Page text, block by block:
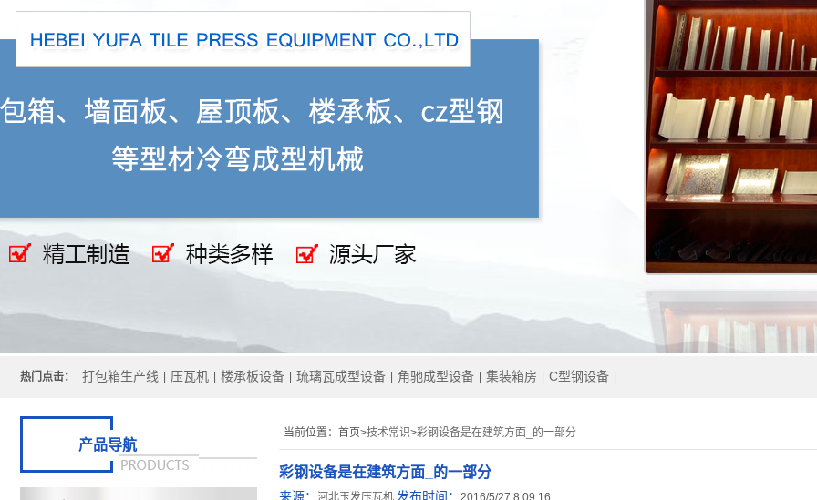
热门点击： 打包箱生产线 压瓦机 楼承板设备 琉璃瓦成型设备 角驰成型设备 集装箱房 C型钢设备
当前位置： 首页>技术常识>彩钢设备是在建筑方面_的一部分
彩钢设备是在建筑方面_的一部分
来源： 河北玉发压瓦机 发布时间： 2016/5/27 8:09:16
产品导航